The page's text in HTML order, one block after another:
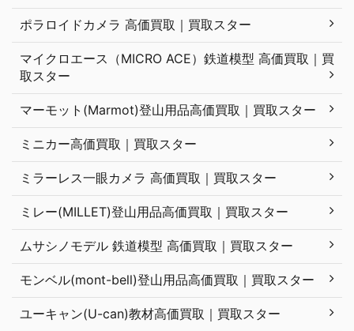
ポラロイドカメラ 高価買取｜買取スター
マイクロエース（MICRO ACE）鉄道模型 高価買取｜買
取スター
マーモット(Marmot)登山用品高価買取｜買取スター
ミニカー高価買取｜買取スター
ミラーレス一眼カメラ 高価買取｜買取スター
ミレー(MILLET)登山用品高価買取｜買取スター
ムサシノモデル 鉄道模型 高価買取｜買取スター
モンベル(mont-bell)登山用品高価買取｜買取スター
ユーキャン(U-can)教材高価買取｜買取スター